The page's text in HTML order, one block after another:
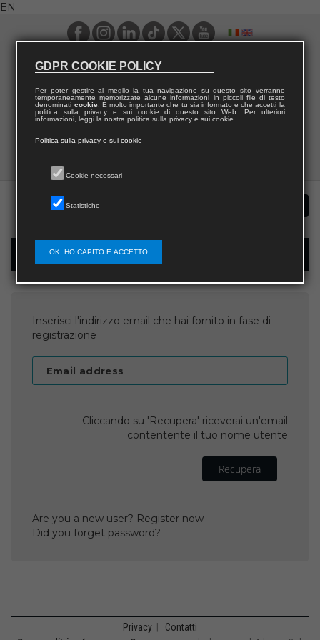
EN
Username recovery
Inserisci l'indirizzo email che hai fornito in fase di
registrazione
Email address
Cliccando su 'Recupera' riceverai un'email
contentente il tuo nome utente
Recupera
Are you a new user? Register now
Did you forget password?
Privacy Contatti
GDPR COOKIE POLICY
Per poter gestire al meglio la tua navigazione su questo sito verranno
temporaneamente memorizzate alcune informazioni in piccoli file di testo
denominati cookie. È molto importante che tu sia informato e che accetti la
politica sulla privacy e sui cookie di questo sito Web. Per ulteriori
informazioni, leggi la nostra politica sulla privacy e sui cookie.
Politica sulla privacy e sui cookie
Cookie necessari
Statistiche
OK, HO CAPITO E ACCETTO